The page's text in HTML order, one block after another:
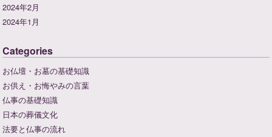
2024年2月
2024年1月
Categories
お仏壇・お墓の基礎知識
お供え・お悔やみの言葉
仏事の基礎知識
日本の葬儀文化
法要と仏事の流れ